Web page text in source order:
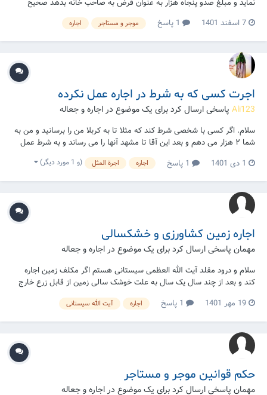
است؟ یا اینکه اجاره باید بیشتر باشد آیا ضابطه در مقدار اجاره هست یا هر
مقدار باشد کافی است؟
7 اسفند 1401 موجر و مستاجر اجاره
اجرت کسی که به شرط در اجاره عمل نکرده
Ali123 پاسخی ارسال کرد برای یک موضوع در اجاره و جعاله
سلام. اگر کسی با شخصی شرط کند که مثلا تا به کربلا من را برسانید و من به
شما ۲ هزار می دهم و بعد این آقا تا مشهد آنها را می رساند و به شرط عمل
نمی کند بخاطر اینکه راه ها بند شده بود الان تکلیف این آقا چیست باید پول
ها به آنها پس بگرداند یا خیر . درحالی که این آقا تا به مشهد از آن مبلغی که
دریافت...
1 دی 1401 اجاره اجرة المثل (و 1 مورد دیگر)
اجاره زمین کشاورزی و خشکسالی
مهمان پاسخی ارسال کرد برای یک موضوع در اجاره و جعاله
سلام و درود مقلد آیت الله العظمی سیستانی هستم اگر مکلف زمین اجاره
کند و بعد از چند سال یک سال به علت خوشک سالی زمین از قابل زرع خارج
شود آیا میتواند فرد صاحب زمین از مکلف اخذ اجاره کند؟
19 مهر 1401 اجاره آیت الله سیستانی
حکم قوانین موجر و مستاجر
مهمان پاسخی ارسال کرد برای یک موضوع در اجاره و جعاله